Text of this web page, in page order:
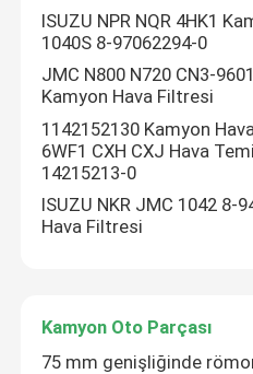
ISUZU NPR NQR 4HK1
1040S 8-97062294-0
JMC N800 N720 CN3-
Kamyon Hava Filtresi
1142152130 Kamyon
6WF1 CXH CXJ Hava
14215213-0
ISUZU NKR JMC 1042 8-
Hava Filtresi
Kamyon Oto Parçası
75 mm genişliğinde